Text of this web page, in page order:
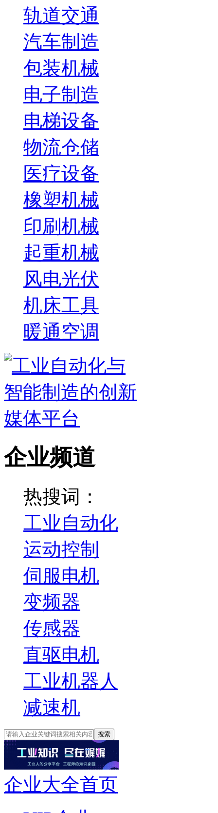
轨道交通
汽车制造
包装机械
电子制造
电梯设备
物流仓储
医疗设备
橡塑机械
印刷机械
起重机械
风电光伏
机床工具
暖通空调
企业频道
热搜词：
工业自动化
运动控制
伺服电机
变频器
传感器
直驱电机
工业机器人
减速机
搜索
企业大全首页